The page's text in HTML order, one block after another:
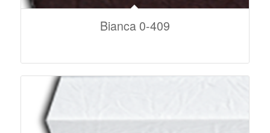
Bianca 0-409